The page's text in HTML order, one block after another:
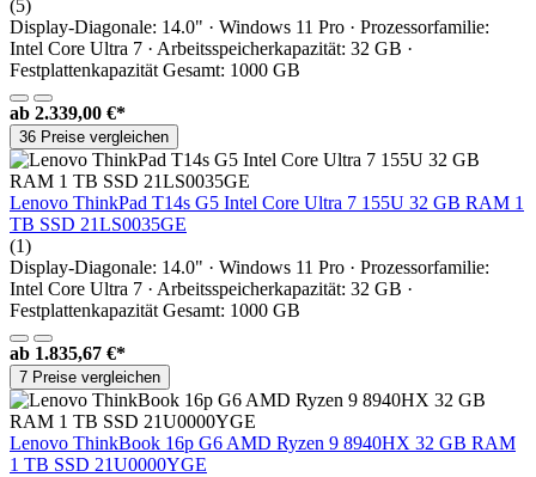
(5)
Display-Diagonale: 14.0" · Windows 11 Pro · Prozessorfamilie:
Intel Core Ultra 7 · Arbeitsspeicherkapazität: 32 GB ·
Festplattenkapazität Gesamt: 1000 GB
ab 2.339,00 €*
36 Preise vergleichen
Lenovo ThinkPad T14s G5 Intel Core Ultra 7 155U 32 GB RAM 1
TB SSD 21LS0035GE
(1)
Display-Diagonale: 14.0" · Windows 11 Pro · Prozessorfamilie:
Intel Core Ultra 7 · Arbeitsspeicherkapazität: 32 GB ·
Festplattenkapazität Gesamt: 1000 GB
ab 1.835,67 €*
7 Preise vergleichen
Lenovo ThinkBook 16p G6 AMD Ryzen 9 8940HX 32 GB RAM
1 TB SSD 21U0000YGE